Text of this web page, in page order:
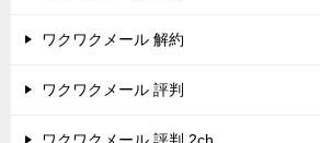
ワクワクメール 解約
ワクワクメール 評判